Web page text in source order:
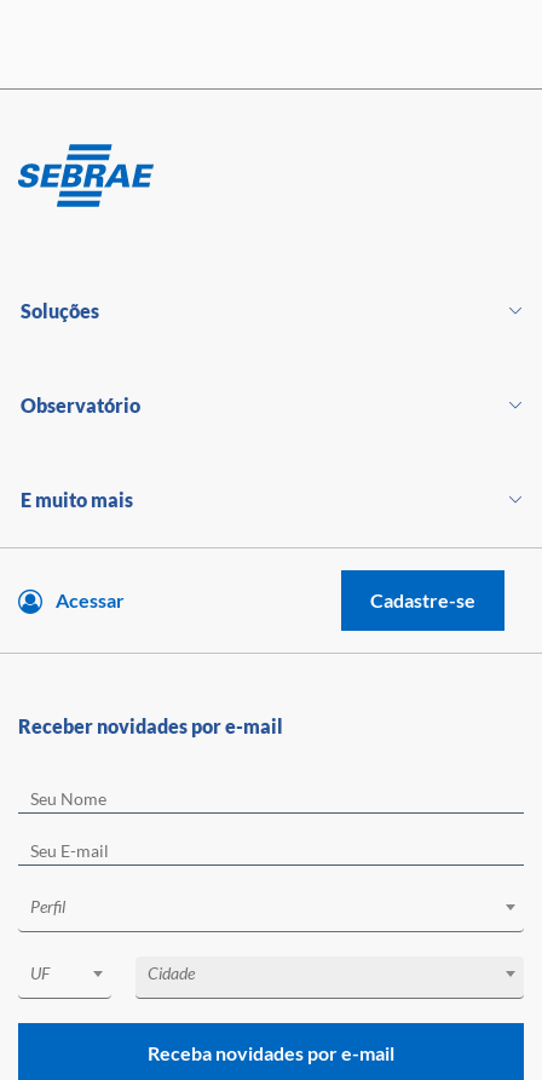
Soluções
Observatório
E muito mais
Acessar Cadastre-se
Receber novidades por e-mail
Perfil
UF Cidade
Receba novidades por e-mail